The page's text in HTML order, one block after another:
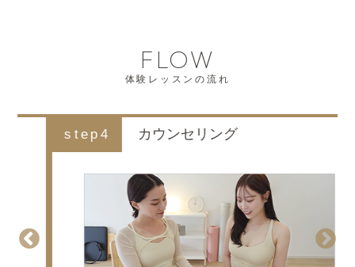
FLOW
体験レッスンの流れ
step4 カウンセリング